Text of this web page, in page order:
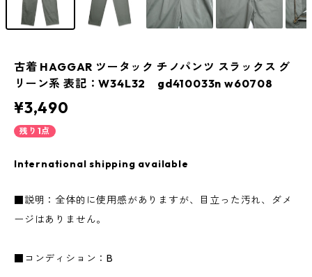
古着 HAGGAR ツータック チノパンツ スラックス グ
リーン系 表記：W34L32 gd410033n w60708
¥3,490
残り1点
International shipping available
■説明：全体的に使用感がありますが、目立った汚れ、ダメ
ージはありません。
■コンディション：B